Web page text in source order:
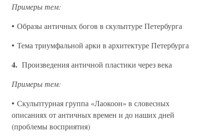
Примеры тем:
• Образы античных богов в скульптуре Петербурга
• Тема триумфальной арки в архитектуре Петербурга
4. Произведения античной пластики через века
Примеры тем:
• Скульптурная группа «Лаокоон» в словесных
описаниях от античных времен и до наших дней
(проблемы восприятия)